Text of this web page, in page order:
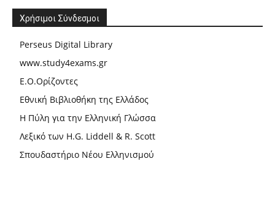
Χρήσιμοι Σύνδεσμοι
Perseus Digital Library
www.study4exams.gr
Ε.Ο.Ορίζοντες
Εθνική Βιβλιοθήκη της Ελλάδος
Η Πύλη για την Ελληνική Γλώσσα
Λεξικό των H.G. Liddell & R. Scott
Σπουδαστήριο Νέου Ελληνισμού